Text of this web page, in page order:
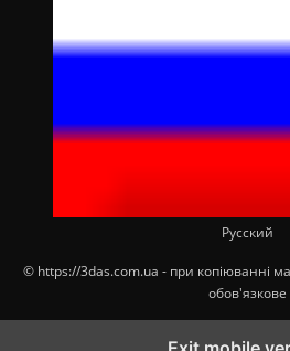
Русский
© https://3das.com.ua - при копіюванні
обов'язкове